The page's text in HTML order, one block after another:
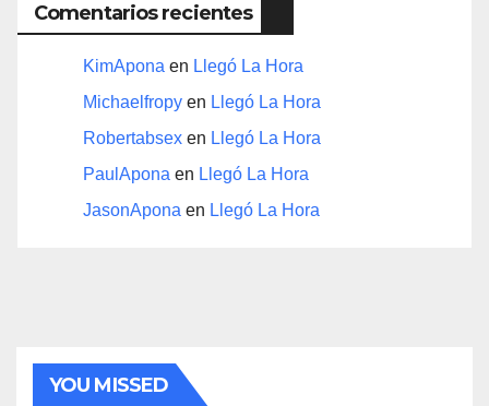
Comentarios recientes
KimApona en Llegó La Hora
Michaelfropy en Llegó La Hora
Robertabsex en Llegó La Hora
PaulApona en Llegó La Hora
JasonApona en Llegó La Hora
YOU MISSED